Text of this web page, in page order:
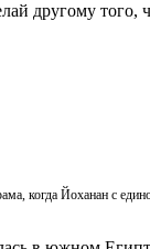
другому того,
когда Йоханан с